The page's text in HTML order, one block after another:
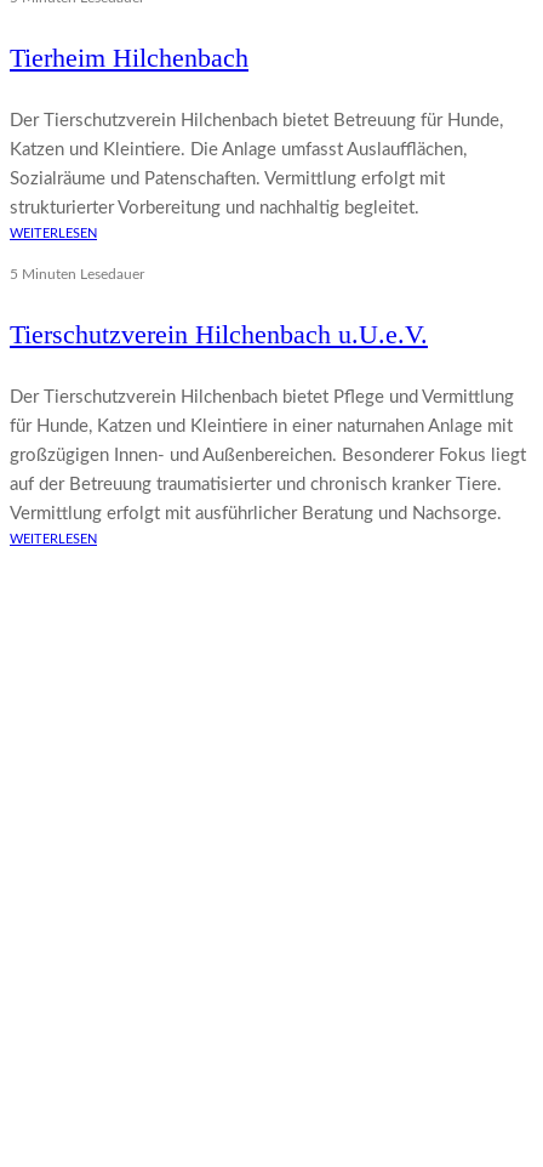
Tierheim Hilchenbach
Der Tierschutzverein Hilchenbach bietet Betreuung für Hunde,
Katzen und Kleintiere. Die Anlage umfasst Auslaufflächen,
Sozialräume und Patenschaften. Vermittlung erfolgt mit
strukturierter Vorbereitung und nachhaltig begleitet.
WEITERLESEN
5 Minuten Lesedauer
Tierschutzverein Hilchenbach u.U.e.V.
Der Tierschutzverein Hilchenbach bietet Pflege und Vermittlung
für Hunde, Katzen und Kleintiere in einer naturnahen Anlage mit
großzügigen Innen- und Außenbereichen. Besonderer Fokus liegt
auf der Betreuung traumatisierter und chronisch kranker Tiere.
Vermittlung erfolgt mit ausführlicher Beratung und Nachsorge.
WEITERLESEN